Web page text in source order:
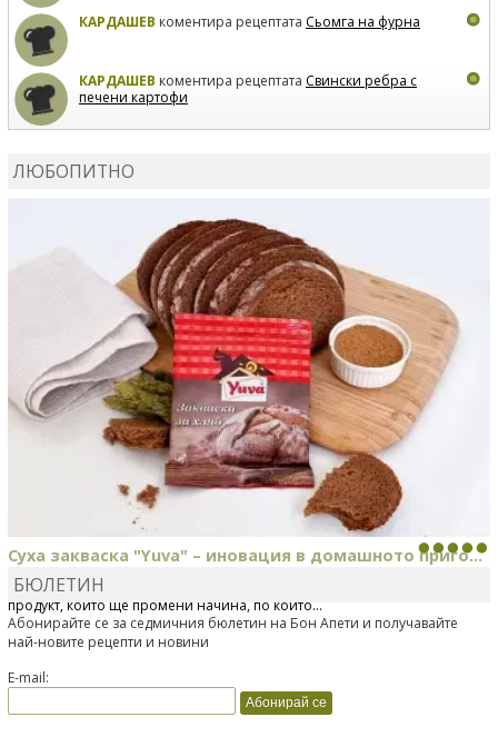
КАРДАШЕВ коментира рецептата Сьомга на фурна
КАРДАШЕВ коментира рецептата Свински ребра с
печени картофи
ЛЮБОПИТНО
Суха закваска "Yuva" – иновация в домашното приго...
Отскоро Лесафр България стартира предлагането на изцяло нов
продукт, който ще промени начина, по който...
БЮЛЕТИН
Абонирайте се за седмичния бюлетин на Бон Апети и получавайте
най-новите рецепти и новини
E-mail: